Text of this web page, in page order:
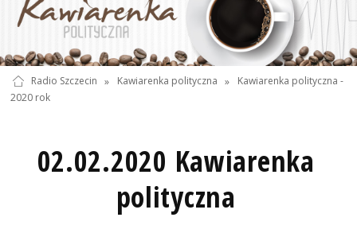
Radio Szczecin » Kawiarenka polityczna »
Kawiarenka polityczna -
2020 rok
02.02.2020 Kawiarenka
polityczna